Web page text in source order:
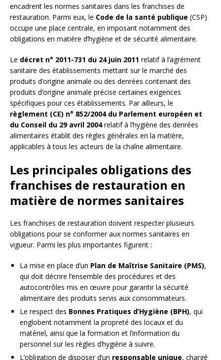
encadrent les normes sanitaires dans les franchises de
restauration. Parmi eux, le Code de la santé publique (CSP)
occupe une place centrale, en imposant notamment des
obligations en matière d’hygiène et de sécurité alimentaire.
Le décret n° 2011-731 du 24 juin 2011 relatif à l’agrément
sanitaire des établissements mettant sur le marché des
produits d’origine animale ou des denrées contenant des
produits d’origine animale précise certaines exigences
spécifiques pour ces établissements. Par ailleurs, le
règlement (CE) n° 852/2004 du Parlement européen et
du Conseil du 29 avril 2004relatif à l’hygiène des denrées
alimentaires établit des règles générales en la matière,
applicables à tous les acteurs de la chaîne alimentaire.
Les principales obligations des
franchises de restauration en
matière de normes sanitaires
Les franchises de restauration doivent respecter plusieurs
obligations pour se conformer aux normes sanitaires en
vigueur. Parmi les plus importantes figurent :
La mise en place d’un Plan de Maîtrise Sanitaire (PMS),
qui doit décrire l’ensemble des procédures et des
autocontrôles mis en œuvre pour garantir la sécurité
alimentaire des produits servis aux consommateurs.
Le respect des Bonnes Pratiques d’Hygiène (BPH), qui
englobent notamment la propreté des locaux et du
matériel, ainsi que la formation et l’information du
personnel sur les règles d’hygiène à suivre.
L’obligation de disposer d’un responsable unique, chargé